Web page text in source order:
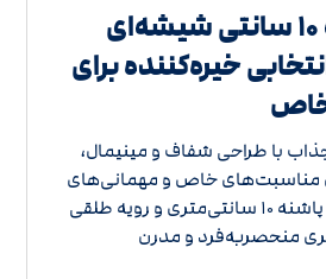
صندل پاشنه 10 سانتی شیشه‌ای
خیره‌کننده برای
با طراحی شفاف و مینیمال،
مناسبت‌های خاص و مهمانی‌های
رسمی است. ارتفاع پاشنه 10 سانتی‌متری و رویه طلقی
منحصر‌به‌فرد و مدرن